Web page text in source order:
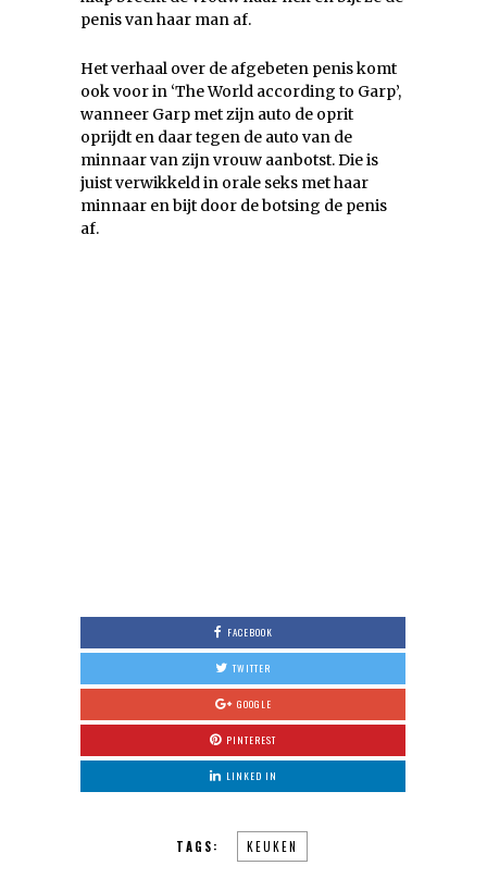
penis van haar man af.
Het verhaal over de afgebeten penis komt
ook voor in ‘The World according to Garp’,
wanneer Garp met zijn auto de oprit
oprijdt en daar tegen de auto van de
minnaar van zijn vrouw aanbotst. Die is
juist verwikkeld in orale seks met haar
minnaar en bijt door de botsing de penis
af.
FACEBOOK
TWITTER
GOOGLE
PINTEREST
LINKED IN
TAGS: KEUKEN